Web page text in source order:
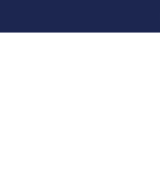
to